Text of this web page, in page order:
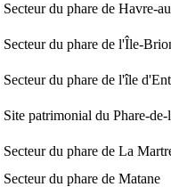
Secteur du phare de Havre-
Secteur du phare de l'Île-
Secteur du phare de l'île
Site patrimonial du Phare-
Secteur du phare de La
Secteur du phare de Matane